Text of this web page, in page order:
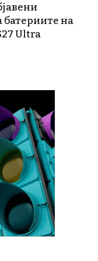
батериите на
Ultra